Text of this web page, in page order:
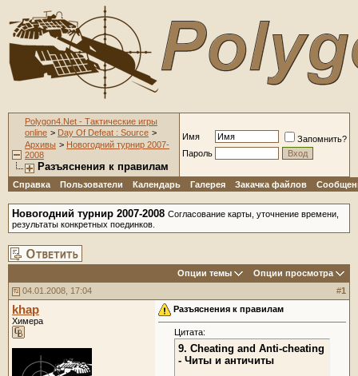
Polygon4.Net - Тактические игры
online > Day Of Defeat : Source >
Архивы > Новогодний турнир 2007-
2008
Разъяснения к правилам
Имя
Запомнить?
Пароль
Справка Пользователи Календарь Галерея Закачка файлов
Новогодний турнир 2007-2008 Согласование карты, уточнение времени,
результаты конкретных поединков.
Опции темы
Опции просмотра
04.01.2008, 17:04
#1
khap
Химера
Разъяснения к правилам
Цитата:
9. Cheating and Anti-cheating
- Читы и античиты